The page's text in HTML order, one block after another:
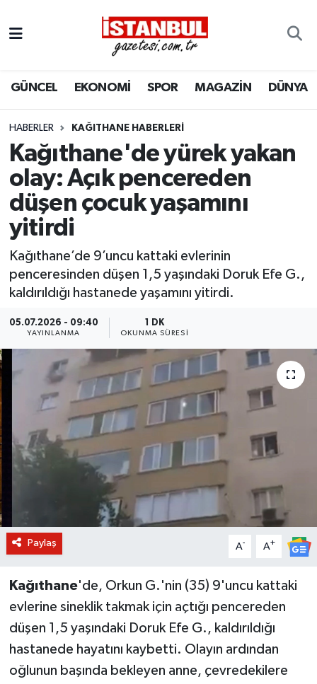
GÜNCEL EKONOMİ SPOR MAGAZİN DÜNYA
HABERLER KAĞITHANE HABERLERI
Kağıthane'de yürek yakan
olay: Açık pencereden
düşen çocuk yaşamını
yitirdi
Kağıthane’de 9’uncu kattaki evlerinin
penceresinden düşen 1,5 yaşındaki Doruk Efe G.,
kaldırıldığı hastanede yaşamını yitirdi.
05.07.2026 - 09:40
YAYINLANMA
1 DK
OKUNMA SÜRESI
Paylaş A- A+
Kağıthane'de, Orkun G.'nin (35) 9'uncu kattaki
evlerine sineklik takmak için açtığı pencereden
düşen 1,5 yaşındaki Doruk Efe G., kaldırıldığı
hastanede hayatını kaybetti. Olayın ardından
oğlunun başında bekleyen anne, çevredekilere
EKONOMİ
İSTANBUL
DÜNYA
SPOR
MAGAZİN
KÜLTÜR SANAT
BİLİM VE TEKNOLOJİ
OTOMOBİL
KURUMSAL
Nöbetçi Eczaneler
Hava Durumu
Trafik Durumu
Süper Lig Puan Durumu ve Fikstür
Tüm Manşetler
Son Dakika Haberleri
Haber Arşivi